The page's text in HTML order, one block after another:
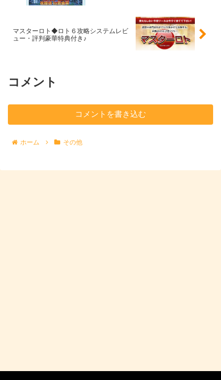
マスターロト◆ロト６攻略システムレビ
ュー・評判豪華特典付き♪
コメント
コメントを書き込む
ホーム その他